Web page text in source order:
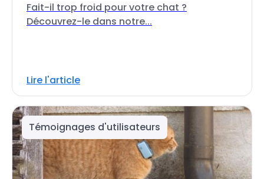
Fait-il trop froid pour votre chat ?
Découvrez-le dans notre...
Lire l'article
Témoignages d'utilisateurs